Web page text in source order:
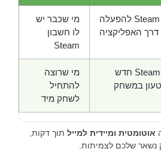
מפתח Steam להפעלה
האפליקציה
מי שכבר יש
לו חשבון
Steam
חשבון Steam חדש
במשחק
מי שרוצה
להתחיל
לשחק מיד
אוטומטית ומיידית למייל תוך דקות,
נשאר שלכם לצמיתות.